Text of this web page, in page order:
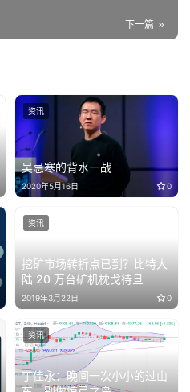
下一篇
吴忌寒的背水一战
2020年5月16日 0
资讯
挖矿市场转折点已到？比特大
陆 20 万台矿机枕戈待旦
2019年3月22日 0
资讯
​丁佳永：晚间一次小小的过山
资讯